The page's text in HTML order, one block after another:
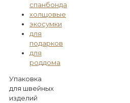
спанбонда
холщовые
экосумки
для
подарков
для
роддома
Упаковка
для швейных
изделий